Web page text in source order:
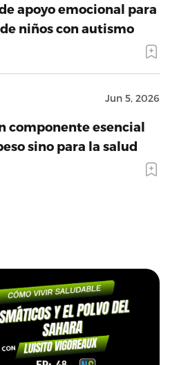
apoyo emocional para
niños con autismo
Jun 5, 2026
componente esencial
sino para la salud